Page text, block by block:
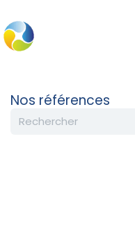
Nos références